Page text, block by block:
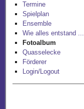
Termine
Spielplan
Ensemble
Wie alles entstand ...
Fotoalbum
Quasselecke
Förderer
Login/Logout